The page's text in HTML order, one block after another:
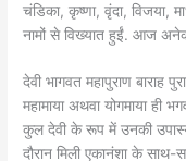
चंडिका, कृष्णा, वृंदा, विजया,
नामों से विख्यात हुईं. आज
देवी भागवत महापुराण बाराह
महामाया अथवा योगमाया ही
कुल देवी के रूप में उनकी
दौरान मिली एकानंशा के साथ-